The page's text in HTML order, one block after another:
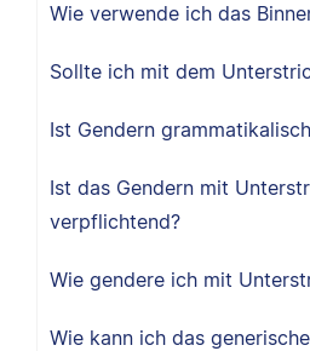
Wie verwende ich das
Sollte ich mit dem
Ist Gendern
Ist das Gendern mit
verpflichtend?
Wie gendere ich mit
Wie kann ich das